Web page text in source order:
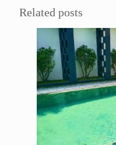
Related posts